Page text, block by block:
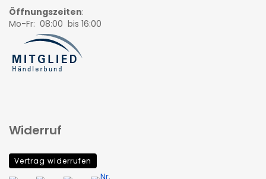
Öffnungszeiten:
Mo-Fr: 08:00 bis 16:00
Widerruf
Vertrag widerrufen